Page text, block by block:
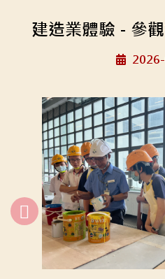
建造業體驗 - 參